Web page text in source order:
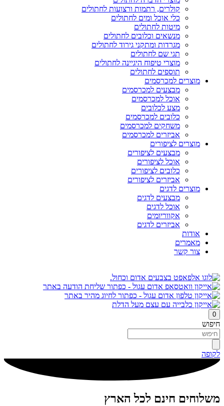
קולרים, רתמות ורצועות לחתולים
כלי אוכל ומים לחתולים
מיטות לחתולים
מנשאים וכלובים לחתולים
מגרדות ומתקני גירוד לחתולים
תגי שם לחתולים
מוצרי טיפוח היגיינה לחתולים
תוספים לחתולים
מוצרים למכרסמים
מבצעים למכרסמים
אוכל למכרסמים
מצע לכלובים
כלובים למכרסמים
משחקים למכרסמים
אביזרים למכרסמים
מוצרים לציפורים
מבצעים לציפורים
אוכל לציפורים
כלובים לציפורים
אביזרים לציפורים
מוצרים לדגים
מבצעים לדגים
אוכל לדגים
אקווריומים
אביזרים לדגים
אודות
מאמרים
צור קשר
0
חיפוש
לקופה
משלוחים חינם לכל הארץ